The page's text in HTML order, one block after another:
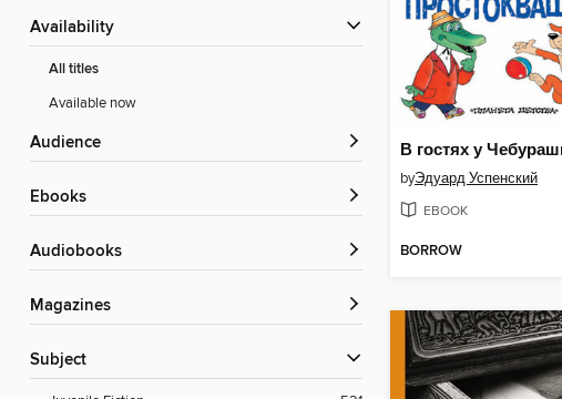
Availability
All titles
Available now
Audience
ebooks
Audiobooks
Magazines
Subject
byЭдуард Успенский
EBOOK
BORROW